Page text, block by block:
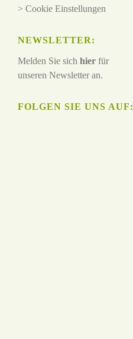
> Cookie Einstellungen
NEWSLETTER:
Melden Sie sich hier für
unseren Newsletter an.
FOLGEN SIE UNS AUF: